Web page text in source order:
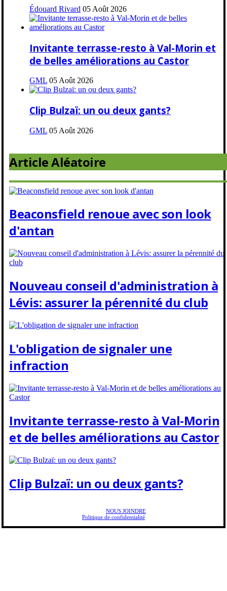
Édouard Rivard 05 Août 2026
Invitante terrasse-resto à Val-Morin et
de belles améliorations au Castor
GML 05 Août 2026
Clip Bulzaï: un ou deux gants?
GML 05 Août 2026
Article Aléatoire
Beaconsfield renoue avec son look
d'antan
Nouveau conseil d'administration à
Lévis: assurer la pérennité du club
L'obligation de signaler une
infraction
Invitante terrasse-resto à Val-Morin
et de belles améliorations au Castor
Clip Bulzaï: un ou deux gants?
NOUS JOINDRE
Politique de confidentialité